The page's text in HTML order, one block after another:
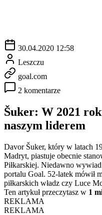
30.04.2020 12:58
Leszczu
goal.com
2 komentarze
Šuker: W 2021
naszym liderem
Davor Šuker, który w latach
Madryt, piastuje obecnie
Piłkarskiej. Niedawno
portalu Goal. 52-latek mówił
piłkarskich władz czy Luce
Ten artykuł przeczytasz w 1
REKLAMA
REKLAMA